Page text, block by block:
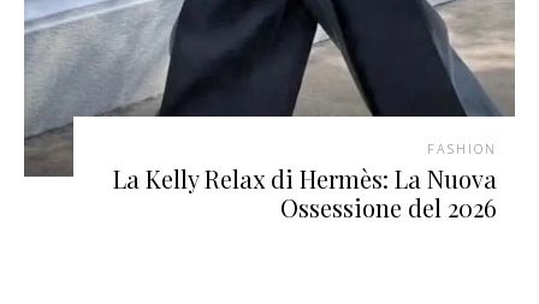
FASHION
La Kelly Relax di Hermès: La Nuova
Ossessione del 2026